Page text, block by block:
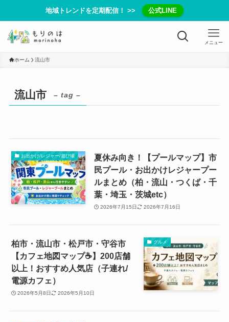
地域トレンドを定期配信！ >> 公式LINE
メニュー
ホーム 流山市
流山市 – tag –
お出かけ/レジャー/遊び場
夏休み向き！【プールマップ】市
民プール・お出かけレジャープー
ルまとめ（柏・流山・つくば・千
葉・埼玉・茨城etc）
2026年7月15日 2026年7月16日
グルメ
柏市・流山市・松戸市・守谷市
【カフェ地図マップ☕️】200店舗
以上！おすすめ人気店（子連れ/
電源カフェ）
2026年5月8日 2026年5月10日